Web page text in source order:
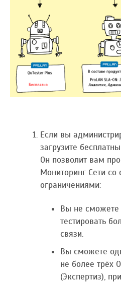
Если вы
загрузите
Он позволит вам
Мониторинг Сети
ограничениями:
Вы не сможете
тестировать
связи.
Вы сможете
не более трёх
(Экспертиз),